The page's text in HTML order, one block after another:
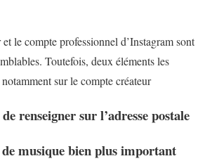
le compte professionnel d’Instagram sont
Toutefois, deux éléments les
sur le compte créateur
renseigner sur l’adresse postale
musique bien plus important